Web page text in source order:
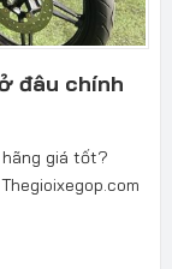
đâu chính
hãng giá tốt?